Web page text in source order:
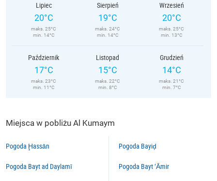
Lipiec
20°C
maks. 25°C
min. 14°C
Sierpień
19°C
maks. 24°C
min. 14°C
Wrzesień
20°C
maks. 25°C
min. 13°C
Październik
17°C
maks. 23°C
min. 11°C
Listopad
15°C
maks. 22°C
min. 8°C
Grudzień
14°C
maks. 21°C
min. 7°C
Miejsca w pobliżu Al Kumaym
Pogoda Ḩassān
Pogoda Bayt ad Daylamī
Pogoda Bayiḑ
Pogoda Bayt ‘Āmir